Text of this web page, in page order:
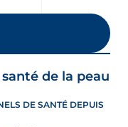
de la peau
DE SANTÉ DEPUIS